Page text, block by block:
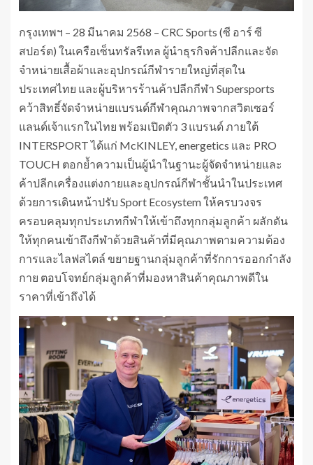
กรุงเทพฯ – 28 มีนาคม 2568 – CRC Sports (ซี อาร์ ซี
สปอร์ต) ในเครือเซ็นทรัลรีเทล ผู้นำธุรกิจค้าปลีกและจัด
จำหน่ายเสื้อผ้าและอุปกรณ์กีฬารายใหญ่ที่สุดใน
ประเทศไทย และผู้บริหารร้านค้าปลีกกีฬา Supersports
คว้าสิทธิ์จัดจำหน่ายแบรนด์กีฬาคุณภาพจากสวิตเซอร์
แลนด์เจ้าแรกในไทย พร้อมเปิดตัว 3 แบรนด์ ภายใต้
INTERSPORT ได้แก่ McKINLEY, energetics และ PRO
TOUCH ตอกย้ำความเป็นผู้นำในฐานะผู้จัดจำหน่ายและ
ค้าปลีกเครื่องแต่งกายและอุปกรณ์กีฬาชั้นนำในประเทศ
ด้วยการเดินหน้าปรับ Sport Ecosystem ให้ครบวงจร
ครอบคลุมทุกประเภทกีฬาให้เข้าถึงทุกกลุ่มลูกค้า ผลักดัน
ให้ทุกคนเข้าถึงกีฬาด้วยสินค้าที่มีคุณภาพตามความต้อง
การและไลฟสไตล์ ขยายฐานกลุ่มลูกค้าที่รักการออกกำลัง
กาย ตอบโจทย์กลุ่มลูกค้าที่มองหาสินค้าคุณภาพดีใน
ราคาที่เข้าถึงได้